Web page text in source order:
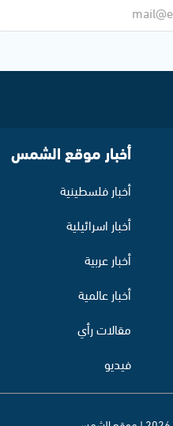
أخبار موقع الشمس
أخبار فلسطينية
أخبار اسرائيلية
أخبار عربية
أخبار عالمية
مقالات رأي
فيديو